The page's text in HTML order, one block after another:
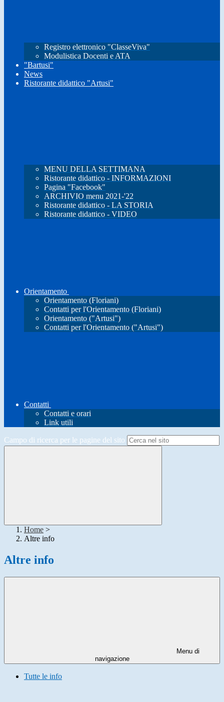
Registro elettronico "ClasseViva"
Modulistica Docenti e ATA
"Bartusi"
News
Ristorante didattico "Artusi"
MENU DELLA SETTIMANA
Ristorante didattico - INFORMAZIONI
Pagina "Facebook"
ARCHIVIO menu 2021-'22
Ristorante didattico - LA STORIA
Ristorante didattico - VIDEO
Orientamento
Orientamento (Floriani)
Contatti per l'Orientamento (Floriani)
Orientamento ("Artusi")
Contatti per l'Orientamento ("Artusi")
Contatti
Contatti e orari
Link utili
Campo di ricerca per le pagine del sito
Home >
Altre info
Altre info
Menu di
navigazione
Tutte le info